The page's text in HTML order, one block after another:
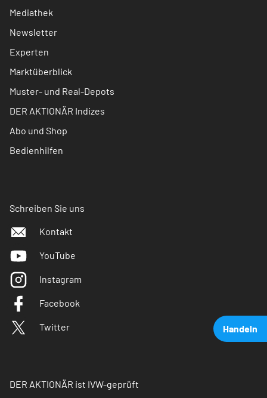
Handeln
Mediathek
Newsletter
Experten
Marktüberblick
Muster- und Real-Depots
DER AKTIONÄR Indizes
Abo und Shop
Bedienhilfen
Schreiben Sie uns
Kontakt
YouTube
Instagram
Facebook
Twitter
DER AKTIONÄR ist IVW-geprüft